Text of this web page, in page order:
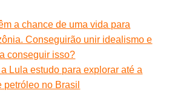
a chance de uma vida para
Conseguirão unir idealismo e
conseguir isso?
Lula estudo para explorar até a
petróleo no Brasil